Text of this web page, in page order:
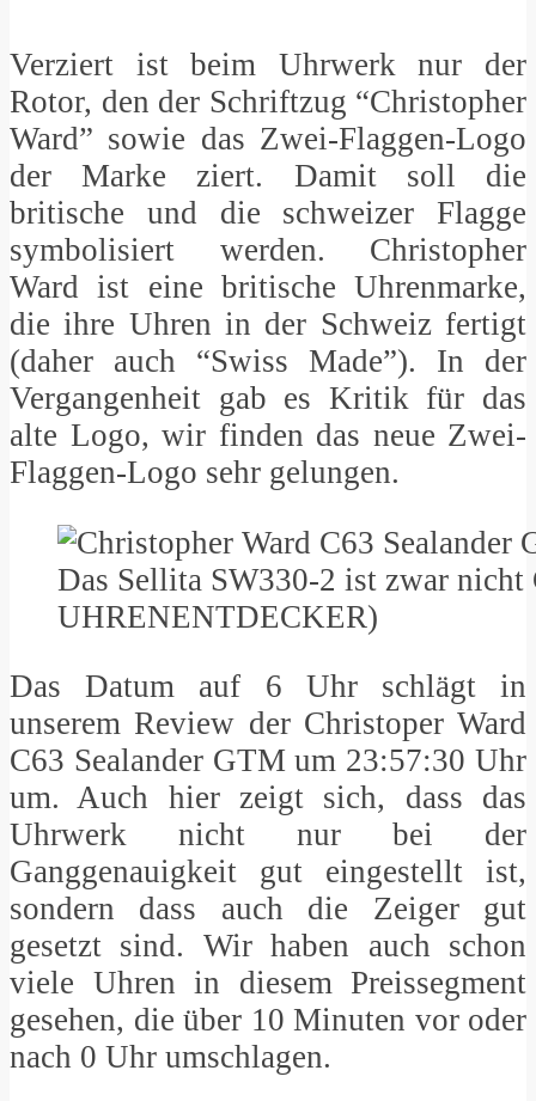
Verziert ist beim Uhrwerk nur der
Rotor, den der Schriftzug “Christopher
Ward” sowie das Zwei-Flaggen-Logo
der Marke ziert. Damit soll die
britische und die schweizer Flagge
symbolisiert werden. Christopher
Ward ist eine britische Uhrenmarke,
die ihre Uhren in der Schweiz fertigt
(daher auch “Swiss Made”). In der
Vergangenheit gab es Kritik für das
alte Logo, wir finden das neue Zwei-
Flaggen-Logo sehr gelungen.
Das Sellita SW330-2 ist zwar
UHRENENTDECKER)
Das Datum auf 6 Uhr schlägt in
unserem Review der Christoper Ward
C63 Sealander GTM um 23:57:30 Uhr
um. Auch hier zeigt sich, dass das
Uhrwerk nicht nur bei der
Ganggenauigkeit gut eingestellt ist,
sondern dass auch die Zeiger gut
gesetzt sind. Wir haben auch schon
viele Uhren in diesem Preissegment
gesehen, die über 10 Minuten vor oder
nach 0 Uhr umschlagen.